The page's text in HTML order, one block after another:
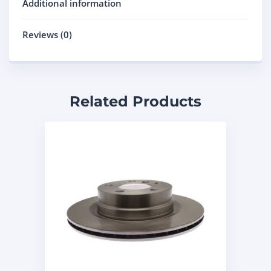
Additional information
Reviews (0)
Related Products